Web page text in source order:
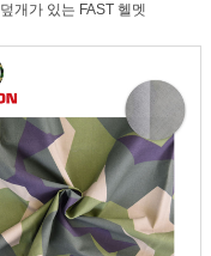
덮개가 있는 FAST 헬멧